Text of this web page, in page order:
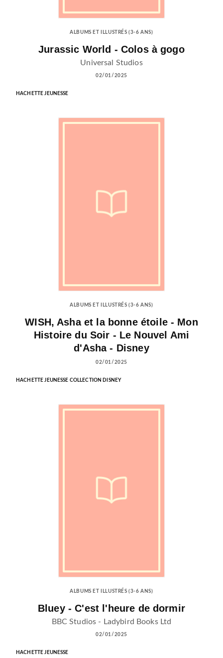
ALBUMS ET ILLUSTRÉS (3-6 ANS)
Jurassic World - Colos à gogo
Universal Studios
02/01/2025
HACHETTE JEUNESSE
ALBUMS ET ILLUSTRÉS (3-6 ANS)
WISH, Asha et la bonne étoile - Mon
Histoire du Soir - Le Nouvel Ami
d'Asha - Disney
02/01/2025
HACHETTE JEUNESSE COLLECTION DISNEY
ALBUMS ET ILLUSTRÉS (3-6 ANS)
Bluey - C'est l'heure de dormir
BBC Studios - Ladybird Books Ltd
02/01/2025
HACHETTE JEUNESSE